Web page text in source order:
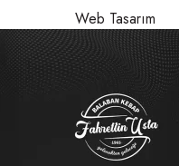
Web Tasarım